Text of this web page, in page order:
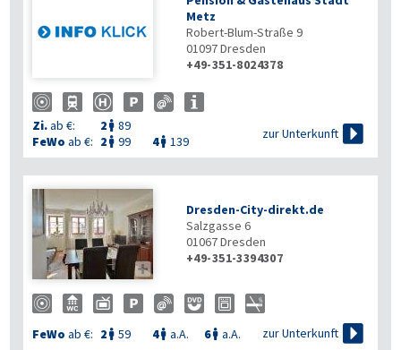
Metz
Robert-Blum-Straße 9
01097Dresden
+49-351-8024378
Zi.ab €: 2  89
FeWo ab €: 2  99 4 139
zur Unterkunft 

Dresden-City-direkt.de
Salzgasse 6
01067Dresden
+49-351-3394307
FeWo ab €: 2  59 4 a.A. 6 a.A. zur Unterkunft 